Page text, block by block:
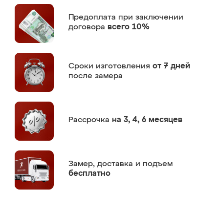
Предоплата при заключении
договора всего 10%
Сроки изготовления от 7 дней
после замера
Рассрочка на 3, 4, 6 месяцев
Замер, доставка и подъем
бесплатно